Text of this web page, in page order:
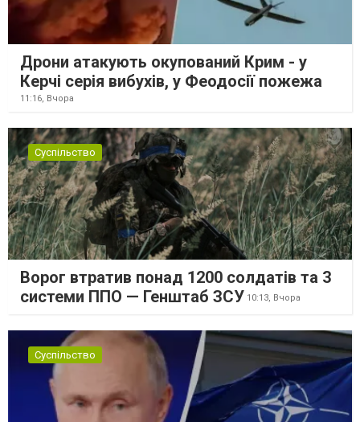
Дрони атакують окупований Крим - у
Керчі серія вибухів, у Феодосії пожежа
11:16, Вчора
Суспільство
Ворог втратив понад 1200 солдатів та 3
системи ППО — Генштаб ЗСУ 10:13, Вчора
Суспільство